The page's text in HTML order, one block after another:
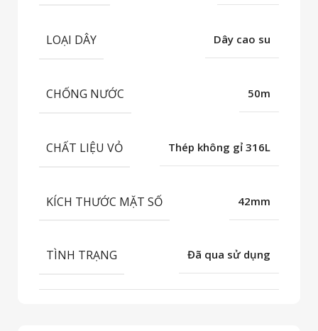
LOẠI DÂY Dây cao su
CHỐNG NƯỚC 50m
CHẤT LIỆU VỎ Thép không gỉ 316L
KÍCH THƯỚC MẶT SỐ 42mm
TÌNH TRẠNG Đã qua sử dụng